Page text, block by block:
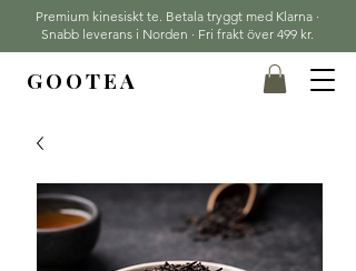
Premium kinesiskt te. Betala tryggt med Klarna ·
Snabb leverans i Norden · Fri frakt över 499 kr.
GOOTEA